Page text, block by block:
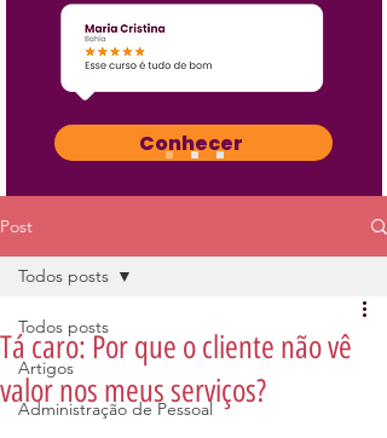
Conhecer
Post
Todos posts
Artigos
Administração de Pessoal
Todos posts
Tá caro: Por que o cliente não vê
valor nos meus serviços?